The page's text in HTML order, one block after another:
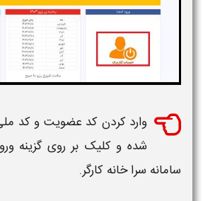
وارد کردن کد عضویت و
شده و کلیک بر روی گزینه
سامانه سرا خانه کارگر.